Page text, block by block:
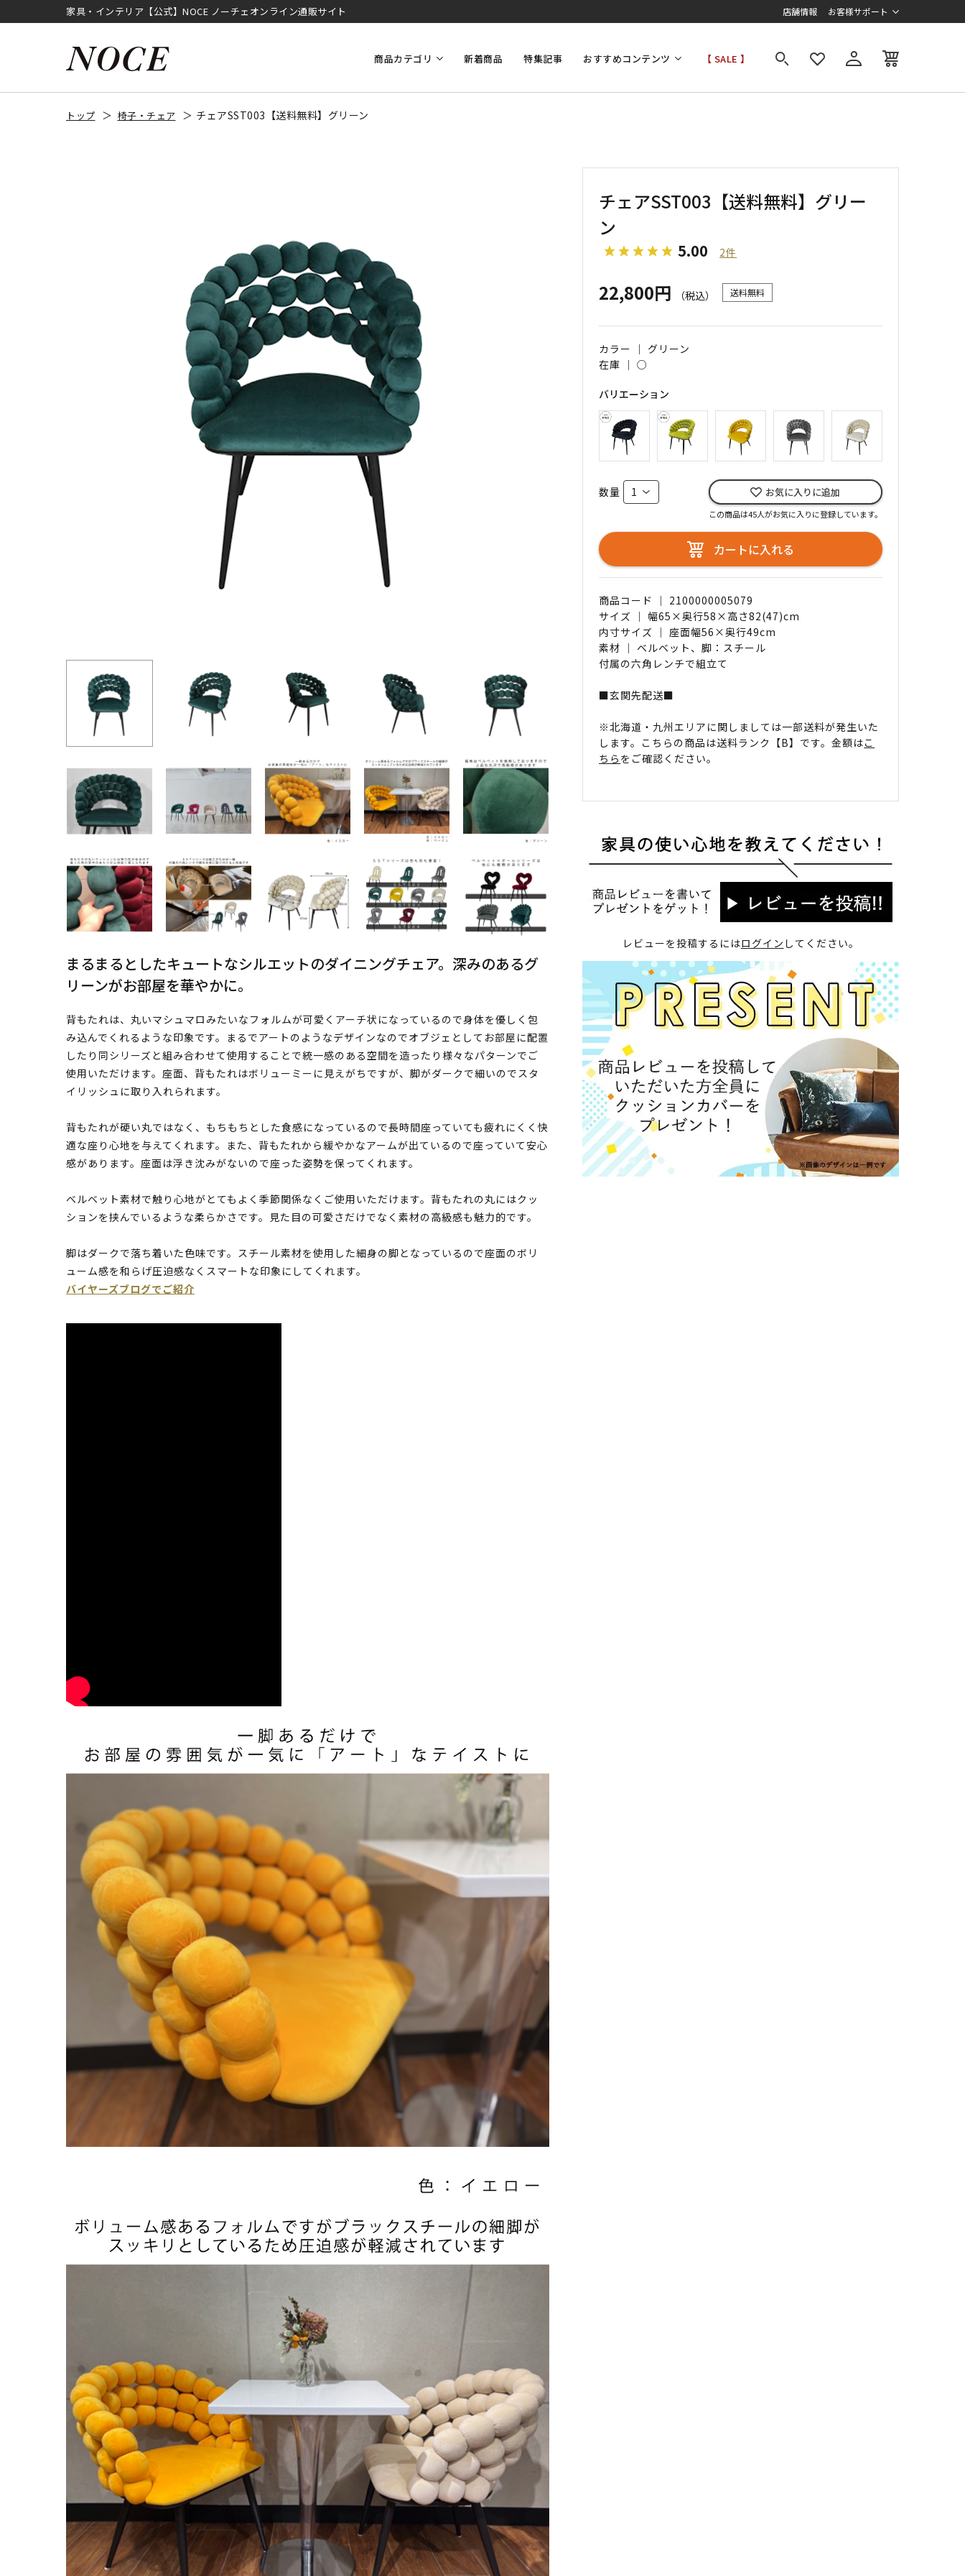
家具・インテリア【公式】NOCE ノーチェオンライン通販サイト 店舗情報 お客様サポート
商品カテゴリ 新着商品 特集記事 おすすめコンテンツ 【 SALE 】
トップ 椅子・チェア チェアSST003【送料無料】グリーン
まるまるとしたキュートなシルエットのダイニングチェア。深みのあるグ
リーンがお部屋を華やかに。
背もたれは、丸いマシュマロみたいなフォルムが可愛くアーチ状になっているので身体を優しく包
み込んでくれるような印象です。まるでアートのようなデザインなのでオブジェとしてお部屋に配置
したり同シリーズと組み合わせて使用することで統一感のある空間を造ったり様々なパターンでご
使用いただけます。座面、背もたれはボリューミーに見えがちですが、脚がダークで細いのでスタ
イリッシュに取り入れられます。
背もたれが硬い丸ではなく、もちもちとした食感になっているので長時間座っていても疲れにくく快
適な座り心地を与えてくれます。また、背もたれから緩やかなアームが出ているので座っていて安心
感があります。座面は浮き沈みがないので座った姿勢を保ってくれます。
ベルベット素材で触り心地がとてもよく季節関係なくご使用いただけます。背もたれの丸にはクッ
ションを挟んでいるような柔らかさです。見た目の可愛さだけでなく素材の高級感も魅力的です。
脚はダークで落ち着いた色味です。スチール素材を使用した細身の脚となっているので座面のボリ
ューム感を和らげ圧迫感なくスマートな印象にしてくれます。
バイヤーズブログでご紹介
チェアSST003【送料無料】グリー
ン
5.00 2件
22,800円 （税込） 送料無料
カラー ｜ グリーン
在庫 ｜○
バリエーション
数量 お気に入りに追加
この商品は45人がお気に入りに登録しています。
カートに入れる
商品コード ｜ 2100000005079
サイズ ｜ 幅65×奥行58×高さ82(47)cm
内寸サイズ ｜ 座面幅56×奥行49cm
素材 ｜ ベルベット、脚：スチール
付属の六角レンチで組立て
■玄関先配送■
※北海道・九州エリアに関しましては一部送料が発生いた
します。こちらの商品は送料ランク【B】です。金額はこ
ちら をご確認ください。
レビューを投稿するにはログイン してください。